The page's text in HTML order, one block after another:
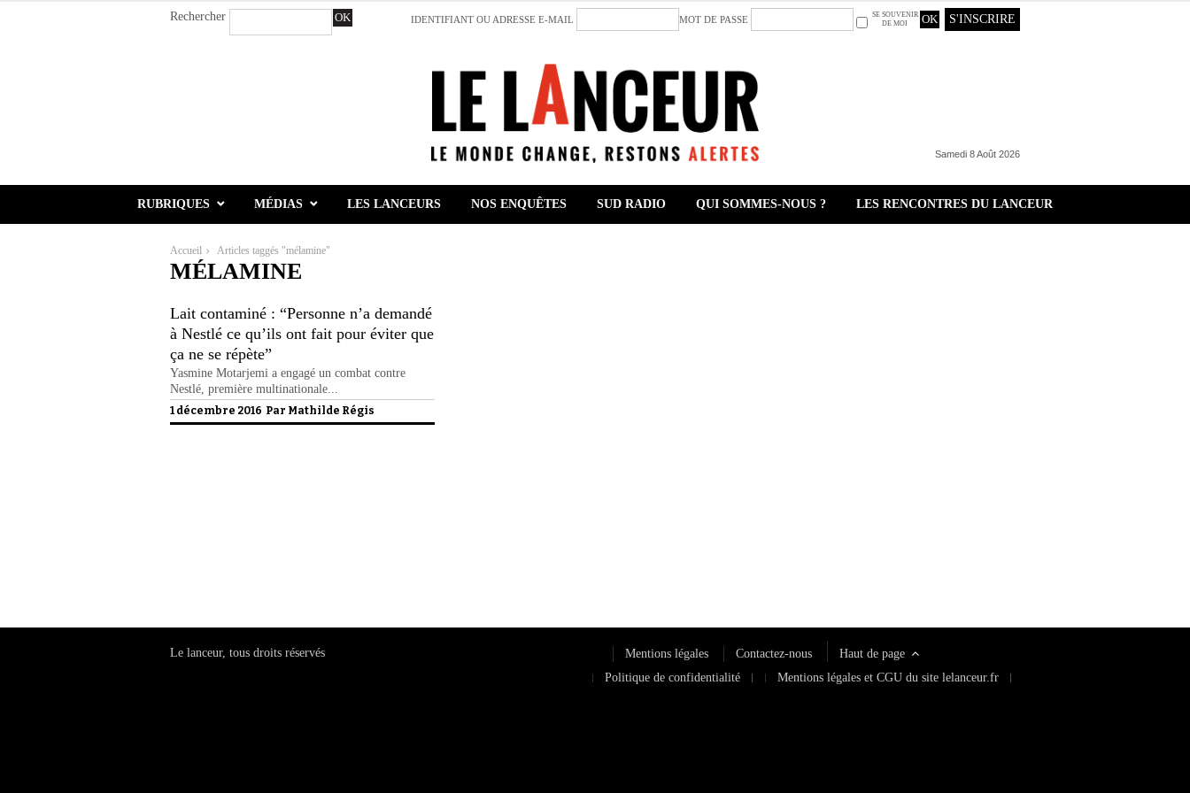
IDENTIFIANT OU ADRESSE E-MAIL MOT DE PASSE
SE SOUVENIR
DE MOI
S'INSCRIRE
Rechercher OK
Samedi 8 Août 2026
RUBRIQUES MÉDIAS LES LANCEURS NOS ENQUÊTES SUD RADIO QUI SOMMES-NOUS ? LES RENCONTRES DU LANCEUR
Accueil Articles taggés "mélamine"
MÉLAMINE
Lait contaminé : “Personne n’a demandé
à Nestlé ce qu’ils ont fait pour éviter que
ça ne se répète”
Yasmine Motarjemi a engagé un combat contre
Nestlé, première multinationale...
1 décembre 2016 Par Mathilde Régis
Le lanceur, tous droits réservés Mentions légales Contactez-nous
Haut de page
Politique de confidentialité
Mentions légales et CGU du site lelanceur.fr